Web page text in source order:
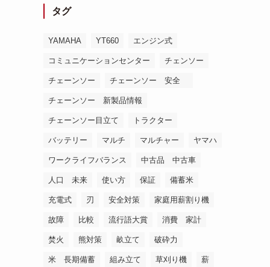
タグ
YAMAHA YT660 エンジン式
コミュニケーションセンター チェンソー
チェーンソー チェーンソー 安全
チェーンソー 新製品情報
チェーンソー目立て トラクター
バッテリー マルチ マルチャー ヤマハ
ワークライフバランス 中古品 中古車
人口 未来 使い方 保証 備蓄米
充電式 刃 安全対策 家庭用薪割り機
故障 比較 流行語大賞 消費 家計
焚火 熊対策 畝立て 破砕力
米 長期備蓄 組み立て 草刈り機 薪